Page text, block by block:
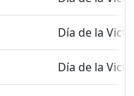
Día de la
Día de la